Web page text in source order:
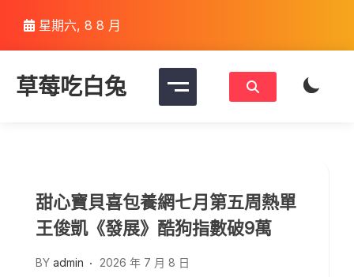
content
星期六, 8 8 月
草莓吃白兔
甜心寶貝喜包養網七月第五周熱單
王俊凱《發展》酷狗指數破9萬
BY admin 2026 年 7 月 8 日